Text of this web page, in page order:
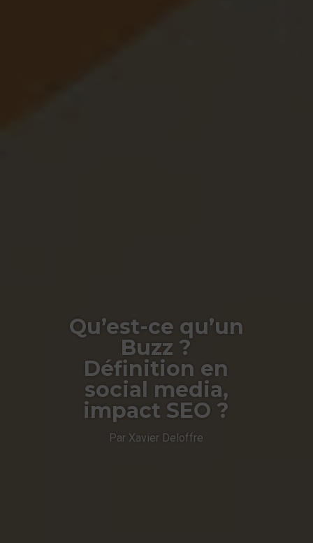
Qu’est-ce qu’un
Buzz ?
Définition en
social media,
impact SEO ?
Par Xavier Deloffre